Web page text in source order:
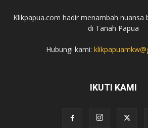
Klikpapua.com hadir menambah nuansa
di Tanah Papua
Hubungi kami:
IKUTI KAMI